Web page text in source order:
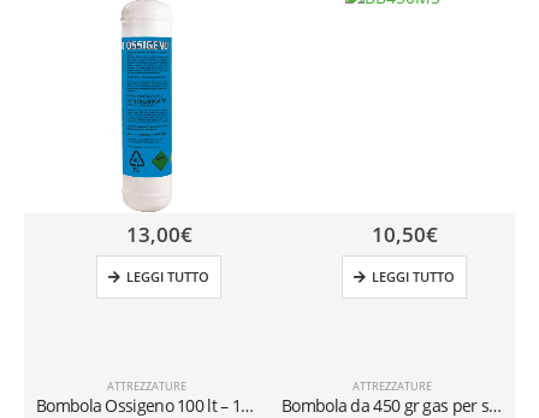
ATTREZZATURE
Bombola Ossigeno 100 lt – 110 Bar
13,00€
LEGGI TUTTO
ATTREZZATURE
Bombola da 450 gr gas per saldatura
10,50€
LEGGI TUTTO